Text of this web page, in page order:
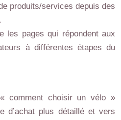
produits/services depuis des
les pages qui répondent aux
à différentes étapes du
comment choisir un vélo »
d’achat plus détaillé et vers